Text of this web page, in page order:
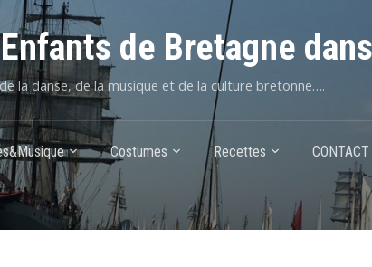
de Bretagne
la danse, de la musique et de la culture bretonne….
Costumes Recettes CONTACT